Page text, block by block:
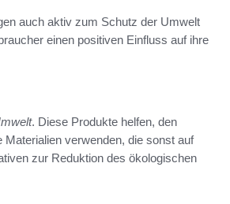
auch aktiv zum Schutz der Umwelt
einen positiven Einfluss auf ihre
. Diese Produkte helfen, den
verwenden, die sonst auf
zur Reduktion des ökologischen